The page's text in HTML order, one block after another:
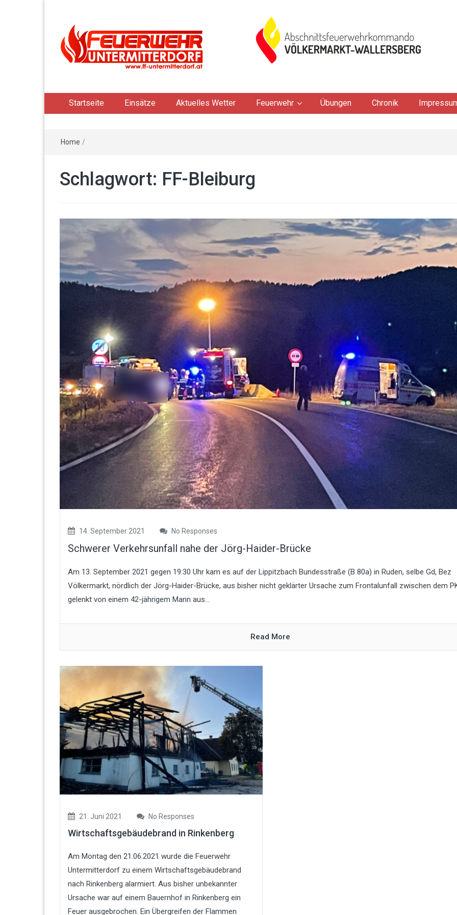
Startseite Einsätze Aktuelles Wetter Feuerwehr Übungen Chronik
Home /
Schlagwort: FF-Bleiburg
14. September 2021 No Responses
Schwerer Verkehrsunfall nahe der Jörg-Haider-Brücke
Am 13. September 2021 gegen 19:30 Uhr kam es auf der Lippitzbach Bundesstraße (B 80a) in Ruden, selbe Gd, Bez
Völkermarkt, nördlich der Jörg-Haider-Brücke, aus bisher nicht geklärter Ursache zum Frontalunfall zwischen dem
gelenkt von einem 42-jährigem Mann aus...
Read More
21. Juni 2021 No Responses
Wirtschaftsgebäudebrand in Rinkenberg
Am Montag den 21.06.2021 wurde die Feuerwehr
Untermitterdorf zu einem Wirtschaftsgebäudebrand
nach Rinkenberg alarmiert. Aus bisher unbekannter
Ursache war auf einem Bauernhof in Rinkenberg ein
Feuer ausgebrochen. Ein Übergreifen der Flammen